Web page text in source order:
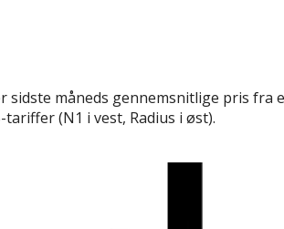
sidste måneds gennemsnitlige pris fra
(N1 i vest, Radius i øst).